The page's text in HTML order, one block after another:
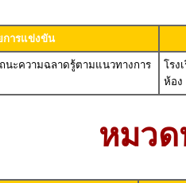
การแข่งขัน
นะความฉลาดรู้ตามแนวทางการ
โรง
ห้อง
หมวด